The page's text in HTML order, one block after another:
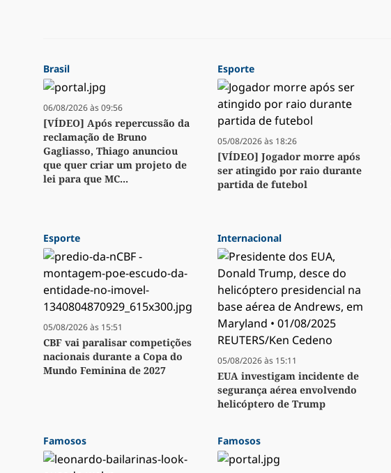
Brasil
06/08/2026 às 09:56
[VÍDEO] Após repercussão da
reclamação de Bruno
Gagliasso, Thiago anunciou
que quer criar um projeto de
lei para que MC...
Esporte
05/08/2026 às 18:26
[VÍDEO] Jogador morre após
ser atingido por raio durante
partida de futebol
Esporte
05/08/2026 às 15:51
CBF vai paralisar competições
nacionais durante a Copa do
Mundo Feminina de 2027
Internacional
05/08/2026 às 15:11
EUA investigam incidente de
segurança aérea envolvendo
helicóptero de Trump
Famosos Famosos